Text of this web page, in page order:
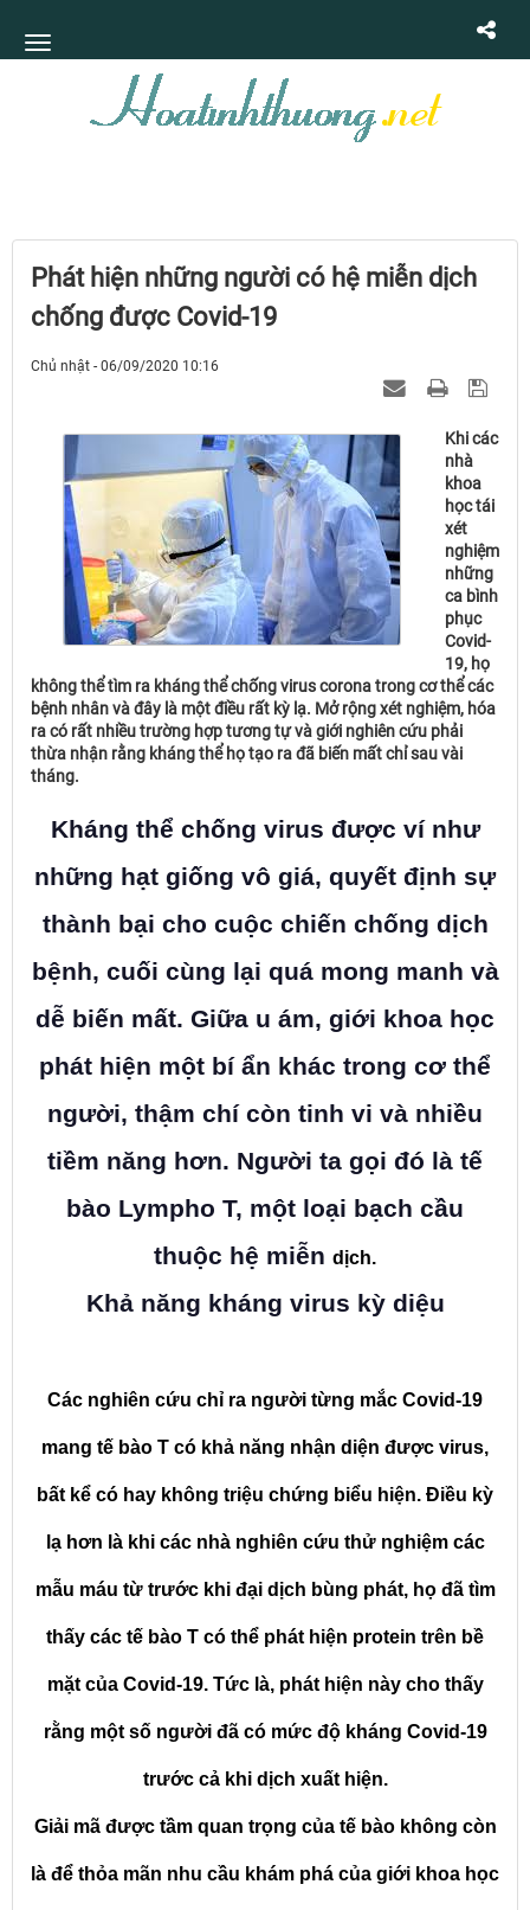
Phát hiện những người có hệ miễn dịch
chống được Covid-19
Chủ nhật - 06/09/2020 10:16
Khi các
nhà
khoa
học tái
xét
nghiệm
những
ca bình
phục
Covid-
19, họ
không thể tìm ra kháng thể chống virus corona trong cơ thể các
bệnh nhân và đây là một điều rất kỳ lạ. Mở rộng xét nghiệm, hóa
ra có rất nhiều trường hợp tương tự và giới nghiên cứu phải
thừa nhận rằng kháng thể họ tạo ra đã biến mất chỉ sau vài
tháng.
Kháng thể chống virus được ví như
những hạt giống vô giá, quyết định sự
thành bại cho cuộc chiến chống dịch
bệnh, cuối cùng lại quá mong manh và
dễ biến mất. Giữa u ám, giới khoa học
phát hiện một bí ẩn khác trong cơ thể
người, thậm chí còn tinh vi và nhiều
tiềm năng hơn. Người ta gọi đó là tế
bào Lympho T, một loại bạch cầu
thuộc hệ miễn dịch.
Khả năng kháng virus kỳ diệu
Các nghiên cứu chỉ ra người từng mắc Covid-19
mang tế bào T có khả năng nhận diện được virus,
bất kể có hay không triệu chứng biểu hiện. Điều kỳ
lạ hơn là khi các nhà nghiên cứu thử nghiệm các
mẫu máu từ trước khi đại dịch bùng phát, họ đã tìm
thấy các tế bào T có thể phát hiện protein trên bề
mặt của Covid-19. Tức là, phát hiện này cho thấy
rằng một số người đã có mức độ kháng Covid-19
trước cả khi dịch xuất hiện.
Giải mã được tầm quan trọng của tế bào không còn
là để thỏa mãn nhu cầu khám phá của giới khoa học